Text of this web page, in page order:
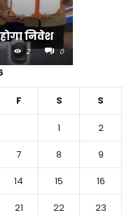
निवेश
2 0
F S S
1
2
7 8
9
14 15
16
21 22
23